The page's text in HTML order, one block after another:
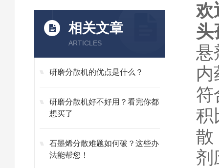
相关文章
ARTICLES
研磨分散机的优点是什么？
研磨分散机好不好用？看完你都
想买了
石墨烯分散难题如何破？这些办
法能帮您！
欢
头
悬
符
积
散
剂